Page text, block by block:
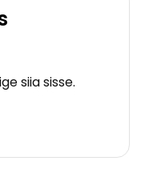
siia sisse.